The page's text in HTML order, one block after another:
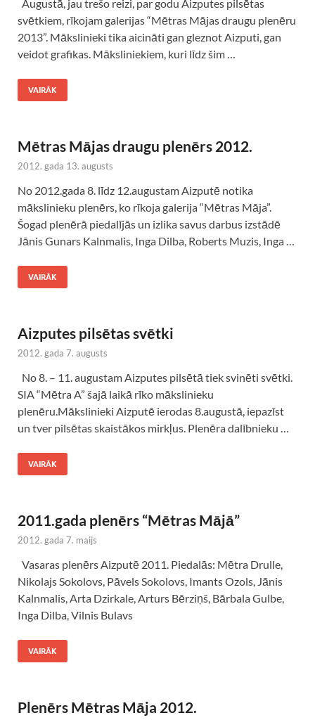
Augustā, jau trešo reizi, par godu Aizputes pilsētas
svētkiem, rīkojam galerijas “Mētras Mājas draugu plenēru
2013”. Mākslinieki tika aicināti gan gleznot Aizputi, gan
veidot grafikas. Māksliniekiem, kuri līdz šim …
VAIRĀK
Mētras Mājas draugu plenērs 2012.
2012. gada 13. augusts
No 2012.gada 8. līdz 12.augustam Aizputē notika
mākslinieku plenērs, ko rīkoja galerija “Mētras Māja”.
Šogad plenērā piedalījās un izlika savus darbus izstādē
Jānis Gunars Kalnmalis, Inga Dilba, Roberts Muzis, Inga …
VAIRĀK
Aizputes pilsētas svētki
2012. gada 7. augusts
No 8. – 11. augustam Aizputes pilsētā tiek svinēti svētki.
SIA “Mētra A” šajā laikā rīko mākslinieku
plenēru.Mākslinieki Aizputē ierodas 8.augustā, iepazīst
un tver pilsētas skaistākos mirkļus. Plenēra dalībnieku …
VAIRĀK
2011.gada plenērs “Mētras Mājā”
2012. gada 7. maijs
Vasaras plenērs Aizputē 2011. Piedalās: Mētra Drulle,
Nikolajs Sokolovs, Pāvels Sokolovs, Imants Ozols, Jānis
Kalnmalis, Arta Dzirkale, Arturs Bērziņš, Bārbala Gulbe,
Inga Dilba, Vilnis Bulavs
VAIRĀK
Plenērs Mētras Māja 2012.